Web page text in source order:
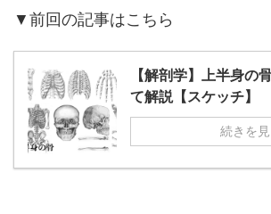
▼前回の記事はこちら
【解剖学】上半身の
て解説【スケッチ】
続きを見